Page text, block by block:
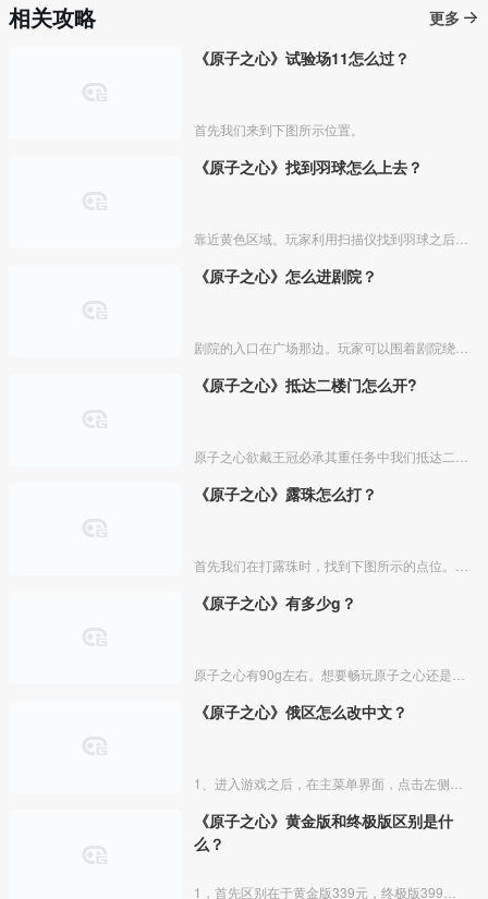
相关攻略
更多
《原子之心》试验场11怎么过？
首先我们来到下图所示位置。
《原子之心》找到羽球怎么上去？
《原子之心》怎么进剧院？
《原子之心》抵达二楼门怎么开?
《原子之心》露珠怎么打？
《原子之心》有多少g？
《原子之心》俄区怎么改中文？
《原子之心》黄金版和终极版区别是什
么？